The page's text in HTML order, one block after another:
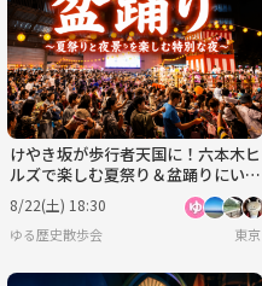
けやき坂が歩行者天国に！六本木ヒ
ルズで楽しむ夏祭り＆盆踊りにいこ
う
8/22(土) 18:30
ゆる歴史散歩会 東京